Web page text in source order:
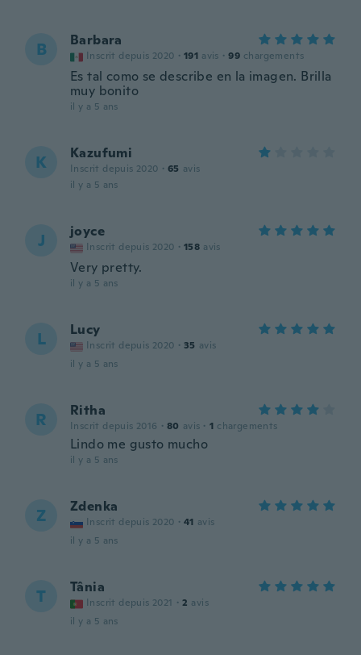
B Barbara
Inscrit depuis 2020 · 191 avis · 99 chargements
Es tal como se describe en la imagen. Brilla
muy bonito
il y a 5 ans
K Kazufumi
Inscrit depuis 2020 · 65 avis
il y a 5 ans
J joyce
Inscrit depuis 2020 · 158 avis
Very pretty.
il y a 5 ans
L Lucy
Inscrit depuis 2020 · 35 avis
il y a 5 ans
R Ritha
Inscrit depuis 2016 · 80 avis · 1 chargements
Lindo me gusto mucho
il y a 5 ans
Z Zdenka
Inscrit depuis 2020 · 41 avis
il y a 5 ans
T Tânia
Inscrit depuis 2021 · 2 avis
il y a 5 ans